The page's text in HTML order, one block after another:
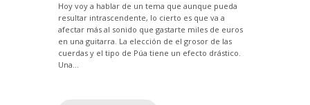
Hoy voy a hablar de un tema que aunque pueda
resultar intrascendente, lo cierto es que va a
afectar más al sonido que gastarte miles de euros
en una guitarra. La elección de el grosor de las
cuerdas y el tipo de Púa tiene un efecto drástico.
Una...